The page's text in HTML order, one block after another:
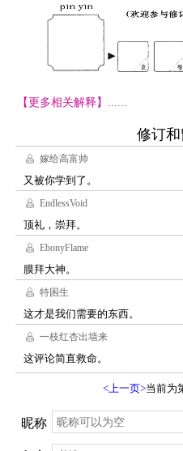
【更多相关解释】......